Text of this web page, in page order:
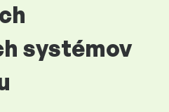
systémov